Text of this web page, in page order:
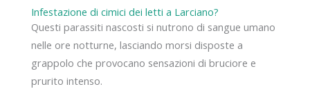
Infestazione di cimici dei letti a Larciano?
Questi parassiti nascosti si nutrono di sangue umano
nelle ore notturne, lasciando morsi disposte a
grappolo che provocano sensazioni di bruciore e
prurito intenso.